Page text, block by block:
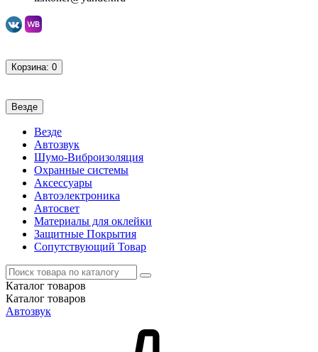
Корзина: 0
Везде
Везде
Автозвук
Шумо-Виброизоляция
Охранные системы
Аксессуары
Автоэлектроника
Автосвет
Материалы для оклейки
Защитные Покрытия
Сопутствующий Товар
Каталог товаров
Каталог товаров
Автозвук